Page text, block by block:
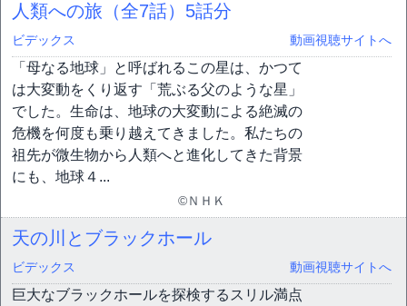
人類への旅（全7話） 5話分
ビデックス 動画視聴サイトへ
「母なる地球」と呼ばれるこの星は、かつて
は大変動をくり返す「荒ぶる父のような星」
でした。生命は、地球の大変動による絶滅の
危機を何度も乗り越えてきました。私たちの
祖先が微生物から人類へと進化してきた背景
にも、地球４...
©ＮＨＫ
天の川とブラックホール
ビデックス 動画視聴サイトへ
巨大なブラックホールを探検するスリル満点